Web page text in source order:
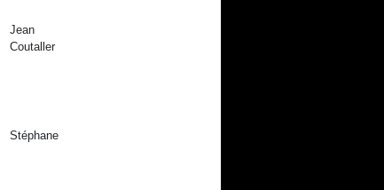
Jean
Coutaller
Stéphane